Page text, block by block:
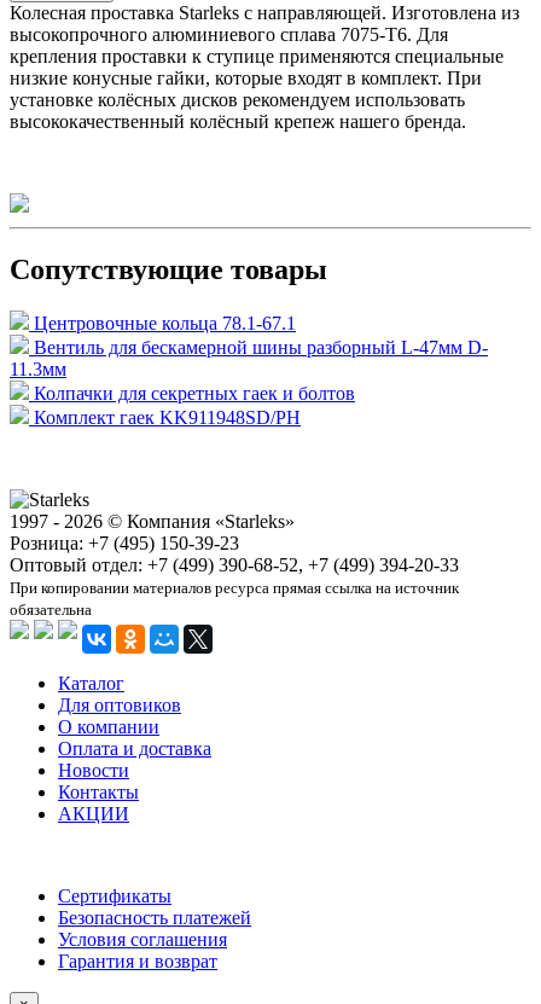
Колесная проставка Starleks с направляющей. Изготовлена из
высокопрочного алюминиевого сплава 7075-T6. Для
крепления проставки к ступице применяются специальные
низкие конусные гайки, которые входят в комплект. При
установке колёсных дисков рекомендуем использовать
высококачественный колёсный крепеж нашего бренда.
Сопутствующие товары
Центровочные кольца 78.1-67.1
Вентиль для бескамерной шины разборный L-47мм D-
11.3мм
Колпачки для секретных гаек и болтов
Комплект гаек KK911948SD/PH
1997 - 2026 © Компания «Starleks»
Розница: +7 (495) 150-39-23
Оптовый отдел: +7 (499) 390-68-52, +7 (499) 394-20-33
При копировании материалов ресурса прямая ссылка на источник
обязательна
Каталог
Для оптовиков
О компании
Оплата и доставка
Новости
Контакты
АКЦИИ
Сертификаты
Безопасность платежей
Условия соглашения
Гарантия и возврат